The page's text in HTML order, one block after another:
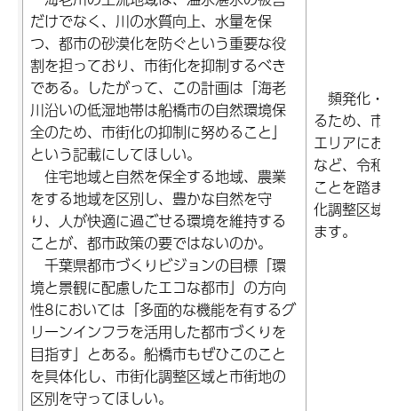
だけでなく、川の水質向上、水量を保
つ、都市の砂漠化を防ぐという重要な役
割を担っており、市街化を抑制するべき
である。したがって、この計画は「海老
川沿いの低湿地帯は船橋市の自然環境保
全のため、市街化の抑制に努めること」
という記載にしてほしい。
住宅地域と自然を保全する地域、農業
をする地域を区別し、豊かな自然を守
り、人が快適に過ごせる環境を維持する
ことが、都市政策の要ではないのか。
千葉県都市づくりビジョンの目標「環
境と景観に配慮したエコな都市」の方向
性8においては「多面的な機能を有するグ
リーンインフラを活用した都市づくりを
目指す」とある。船橋市もぜひこのこと
を具体化し、市街化調整区域と市街地の
区別を守ってほしい。
頻発化・
るため、市
エリアにお
など、令和
ことを踏ま
化調整区域
ます。